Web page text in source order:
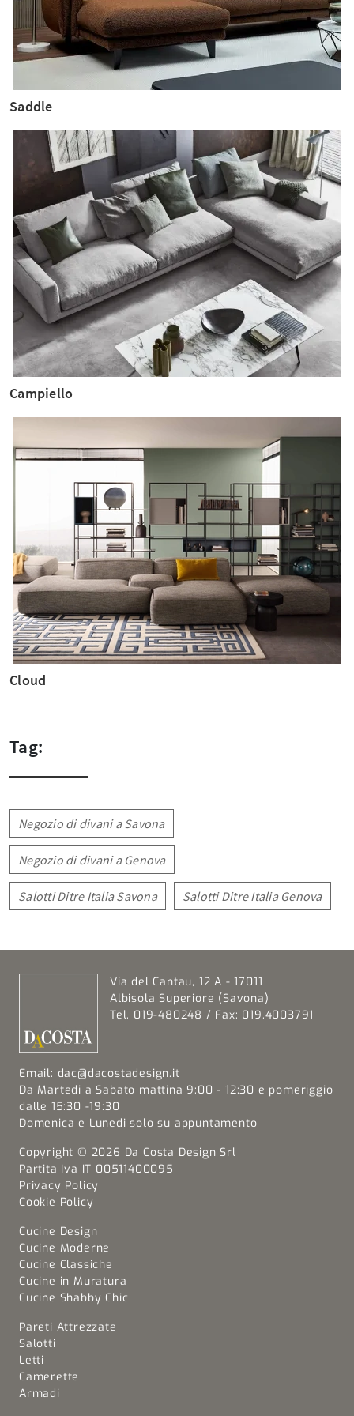
Saddle
Campiello
Cloud
Tag:
Negozio di divani a Savona
Negozio di divani a Genova
Salotti Ditre Italia Savona Salotti Ditre Italia Genova
Via del Cantau, 12 A - 17011
Albisola Superiore (Savona)
Tel. 019-480248 / Fax: 019.4003791
Email: dac@dacostadesign.it
Da Martedi a Sabato mattina 9:00 - 12:30 e pomeriggio
dalle 15:30 -19:30
Domenica e Lunedi solo su appuntamento
Copyright © 2026 Da Costa Design Srl
Partita Iva IT 00511400095
Privacy Policy
Cookie Policy
Cucine Design
Cucine Moderne
Cucine Classiche
Cucine in Muratura
Cucine Shabby Chic
Pareti Attrezzate
Salotti
Letti
Camerette
Armadi